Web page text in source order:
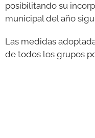
posibilitando su
municipal del año
Las medidas
de todos los grupos